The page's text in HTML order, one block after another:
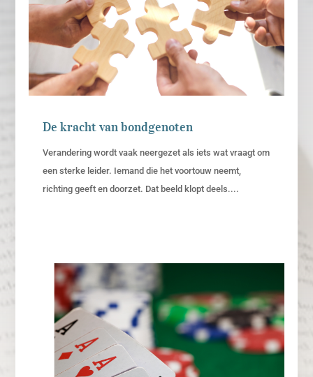
De kracht van bondgenoten
Verandering wordt vaak neergezet als iets wat vraagt om
een sterke leider. Iemand die het voortouw neemt,
richting geeft en doorzet. Dat beeld klopt deels....